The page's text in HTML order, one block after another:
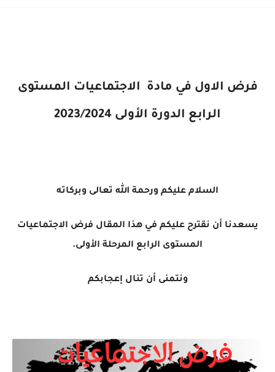
فرض الاول في مادة الاجتماعيات المستوى
الرابع الدورة الأولى 2023/2024
السلام عليكم ورحمة الله تعالى وبركاته
يسعدنا أن نقترح عليكم في هذا المقال فرض الاجتماعيات
المستوى الرابع المرحلة الأولى.
ونتمنى أن تنال إعجابكم